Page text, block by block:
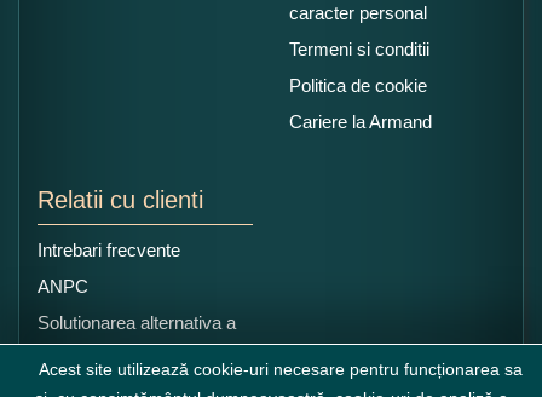
caracter personal
Termeni si conditii
Politica de cookie
Cariere la Armand
Relatii cu clienti
Intrebari frecvente
ANPC
Solutionarea alternativa a
litigiilor
Acest site utilizează cookie-uri necesare pentru funcționarea sa